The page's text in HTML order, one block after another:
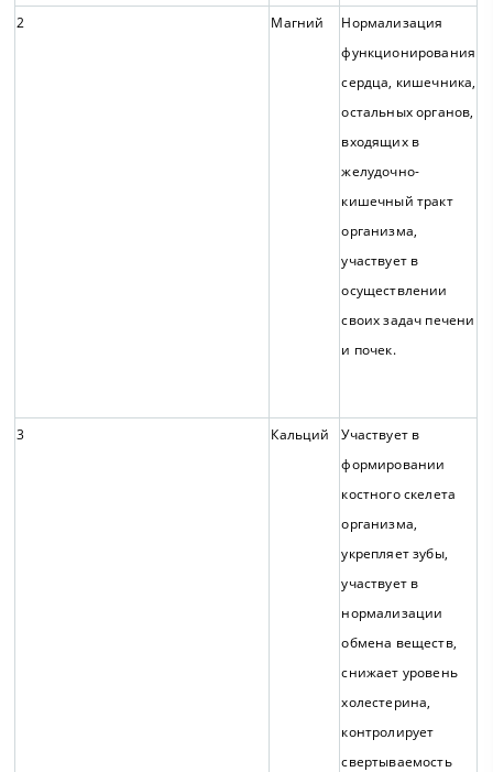
2 Магний
Нормализация
функционирования
сердца, кишечника,
остальных органов,
входящих в
желудочно-
кишечный тракт
организма,
участвует в
осуществлении
своих задач печени
и почек.
3 Кальций
Участвует в
формировании
костного скелета
организма,
укрепляет зубы,
участвует в
нормализации
обмена веществ,
снижает уровень
холестерина,
контролирует
свертываемость